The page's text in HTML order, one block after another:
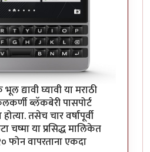
भूल द्यावी घ्यावी या मराठी
ब्लॅकबेरी पासपोर्ट
तसेच चार वर्षांपूर्वी
चष्मा या प्रसिद्ध मालिकेत
फोन वापरताना एकदा